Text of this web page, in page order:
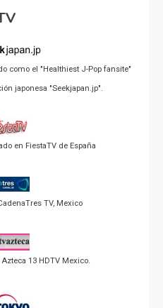
como el "Healthiest J-Pop fansite"
japonesa "Seekjapan.jp".
en FiestaTV de España
TV, Mexico
13 HDTV Mexico.